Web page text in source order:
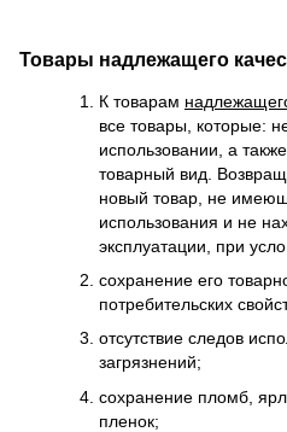
Товары надлежащего
К товарам
все товары, которые:
использовании, а
товарный вид.
новый товар, не
использования и не
эксплуатации, при
сохранение его
потребительских
отсутствие следов
загрязнений;
сохранение пломб,
пленок;